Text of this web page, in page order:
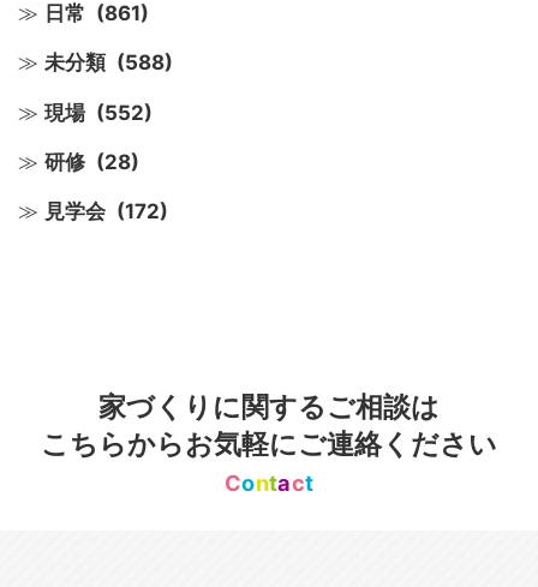
日常 (861)
未分類 (588)
現場 (552)
研修 (28)
見学会 (172)
家づくりに関するご相談は
こちらからお気軽にご連絡ください
Contact